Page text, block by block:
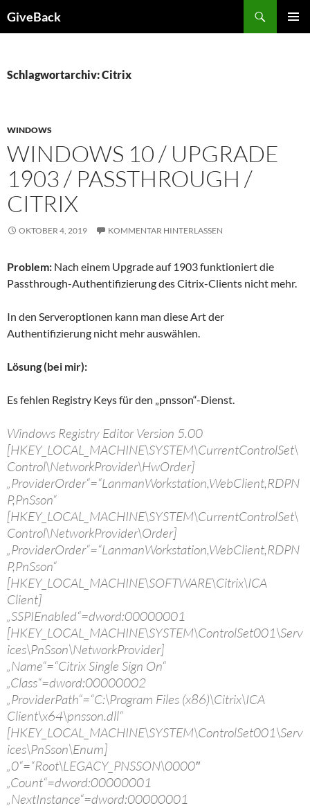
Inhalt
GiveBack
Schlagwortarchiv: Citrix
WINDOWS
WINDOWS 10 / UPGRADE
1903 / PASSTHROUGH /
CITRIX
OKTOBER 4, 2019 KOMMENTAR HINTERLASSEN
Problem: Nach einem Upgrade auf 1903 funktioniert die
Passthrough-Authentifizierung des Citrix-Clients nicht mehr.
In den Serveroptionen kann man diese Art der
Authentifizierung nicht mehr auswählen.
Lösung (bei mir):
Es fehlen Registry Keys für den „pnsson“-Dienst.
Windows Registry Editor Version 5.00
[HKEY_LOCAL_MACHINE\SYSTEM\CurrentControlSet\
Control\NetworkProvider\HwOrder]
„ProviderOrder“=“LanmanWorkstation,WebClient,RDPN
P,PnSson“
[HKEY_LOCAL_MACHINE\SYSTEM\CurrentControlSet\
Control\NetworkProvider\Order]
„ProviderOrder“=“LanmanWorkstation,WebClient,RDPN
P,PnSson“
[HKEY_LOCAL_MACHINE\SOFTWARE\Citrix\ICA
Client]
„SSPIEnabled“=dword:00000001
[HKEY_LOCAL_MACHINE\SYSTEM\ControlSet001\Serv
ices\PnSson\NetworkProvider]
„Name“=“Citrix Single Sign On“
„Class“=dword:00000002
„ProviderPath“=“C:\Program Files (x86)\Citrix\ICA
Client\x64\pnsson.dll“
[HKEY_LOCAL_MACHINE\SYSTEM\ControlSet001\Serv
ices\PnSson\Enum]
„0“=“Root\LEGACY_PNSSON\0000″
„Count“=dword:00000001
„NextInstance“=dword:00000001